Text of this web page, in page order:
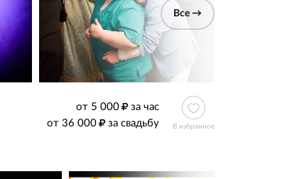
Все →
от 5 000
за час
от 36 000
за свадьбу В избранное